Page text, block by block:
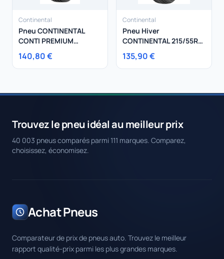
Continental
Pneu CONTINENTAL
CONTI PREMIUM
CONTACT 5 235/65R17
104V
140,80 €
Continental
Pneu Hiver
CONTINENTAL 215/55R16
93H
ContiWinterContact TS
850
135,90 €
Trouvez le pneu idéal au meilleur prix
40 003 pneus comparés parmi 111 marques. Comparez,
choisissez, économisez.
Achat Pneus
Comparateur de prix de pneus auto. Trouvez le meilleur
rapport qualité-prix parmi les plus grandes marques.